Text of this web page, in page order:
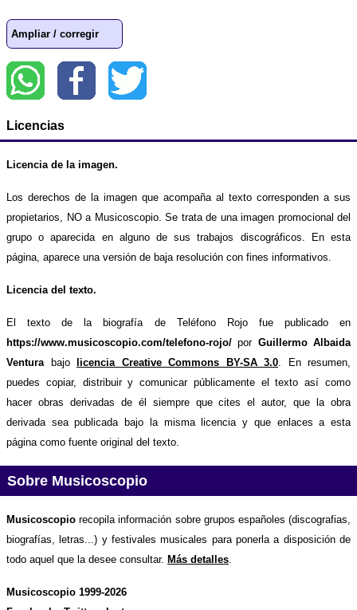
Ampliar / corregir
Licencias
Licencia de la imagen.
Los derechos de la imagen que acompaña al texto corresponden a sus
propietarios, NO a Musicoscopio. Se trata de una imagen promocional del
grupo o aparecida en alguno de sus trabajos discográficos. En esta
página, aparece una versión de baja resolución con fines informativos.
Licencia del texto.
El texto de la biografía de Teléfono Rojo fue publicado en
https://www.musicoscopio.com/telefono-rojo/ por Guillermo Albaida
Venturabajo licencia Creative Commons BY-SA 3.0. En resumen,
puedes copiar, distribuir y comunicar públicamente el texto así como
hacer obras derivadas de él siempre que cites el autor, que la obra
derivada sea publicada bajo la misma licencia y que enlaces a esta
página como fuente original del texto.
Sobre Musicoscopio
Musicoscopio recopila información sobre grupos españoles (discografias,
biografías, letras...) y festivales musicales para ponerla a disposición de
todo aquel que la desee consultar. Más detalles.
Musicoscopio 1999-2026